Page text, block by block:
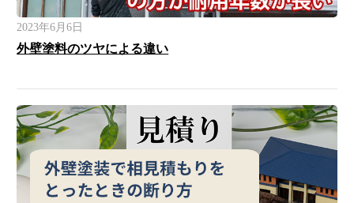
2023年6月6日
外壁塗料のツヤによる違い